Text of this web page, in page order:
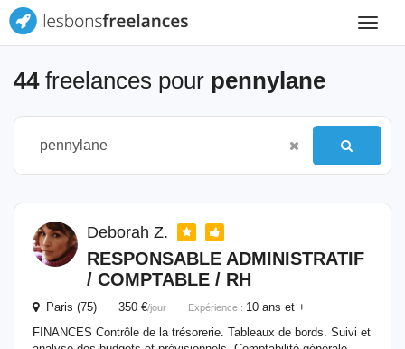
Toggle
44freelances pour pennylane
Deborah Z.
RESPONSABLE ADMINISTRATIF
/ COMPTABLE / RH
Paris (75) 350 €/jour Expérience : 10 ans et +
FINANCES Contrôle de la trésorerie. Tableaux de bords. Suivi et